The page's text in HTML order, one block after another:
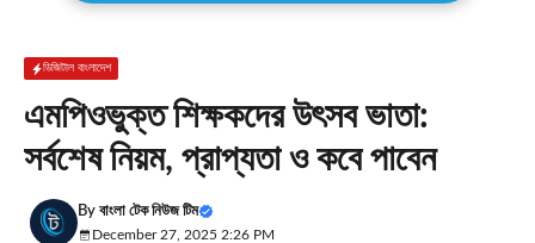
ডিজিটাল বাংলাদেশ
এমপিওভুক্ত শিক্ষকদের উৎসব ভাতা:
সর্বশেষ নিয়ম, প্রাপ্যতা ও কবে পাবেন
By বাংলা টেক নিউজ টিম
December 27, 2025 2:26 PM